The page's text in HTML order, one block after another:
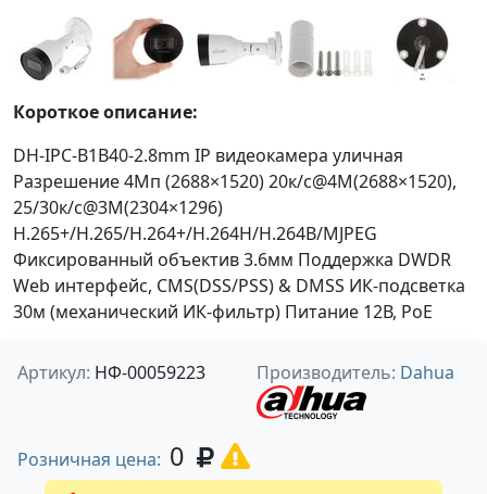
Короткое описание:
DH-IPC-B1B40-2.8mm IP видеокамера уличная
Разрешение 4Мп (2688×1520) 20к/с@4M(2688×1520),
25/30к/с@3M(2304×1296)
H.265+/H.265/H.264+/H.264H/H.264B/MJPEG
Фиксированный объектив 3.6мм Поддержка DWDR
Web интерфейс, CMS(DSS/PSS) & DMSS ИК-подсветка
30м (механический ИК-фильтр) Питание 12В, PoE
Артикул: НФ-00059223 Производитель: Dahua
Розничная цена: 0